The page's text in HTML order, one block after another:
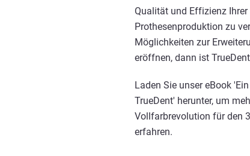
Qualität und Effizienz
Prothesenproduktion zu
Möglichkeiten zur
eröffnen, dann ist
Laden Sie unser eBook
TrueDent' herunter, um
Vollfarbrevolution für den
erfahren.